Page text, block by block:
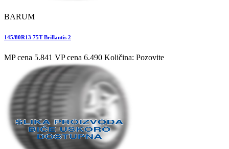
BARUM
145/80R13 75T Brillantis 2
MP cena 5.841 VP cena 6.490 Količina: Pozovite